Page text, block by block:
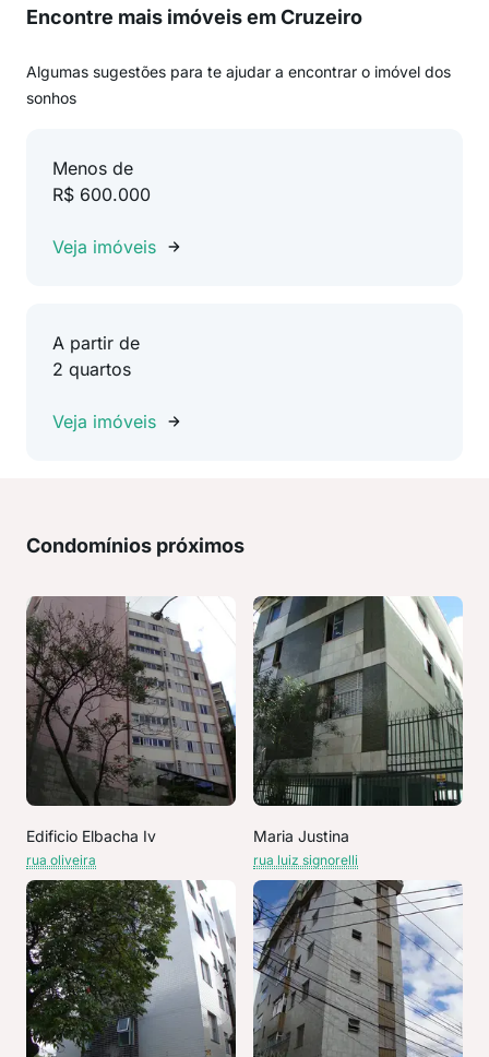
Encontre mais imóveis em Cruzeiro
Algumas sugestões para te ajudar a encontrar o imóvel dos
sonhos
Menos de
R$ 600.000
Veja imóveis
A partir de
2 quartos
Veja imóveis
Condomínios próximos
Edificio Elbacha Iv
rua oliveira
Maria Justina
rua luiz signorelli